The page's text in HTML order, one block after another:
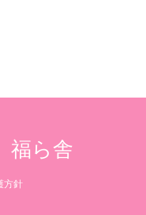
ら舎
方針